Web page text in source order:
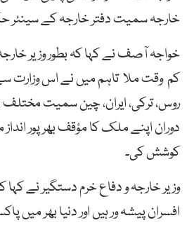
خارجہ سمیت دفتر خارجہ کے سینئر
خواجہ آصف نے کہا کہ بطور وزیر
کم وقت ملا تاہم میں نے اس وزارت
روس، ترکی، ایران، چین سمیت
دوران اپنے ملک کا مؤقف بھرپور
کوشش کی۔
وزیر خارجہ و دفاع خرم دستگیر نے
افسران پیشہ ور ہیں اور دنیا بھر میں